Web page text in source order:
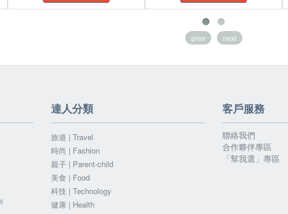
prev next
達人分類
旅遊 | Travel
時尚 | Fashion
親子 | Parent-child
美食 | Food
科技 | Technology
健康 | Health
客戶服務
聯絡我們
合作夥伴專區
「幫我選」專區